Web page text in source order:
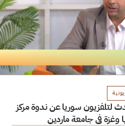
لتلفزيون سوريا عن ندوة مركز
وغزة في جامعة ماردين